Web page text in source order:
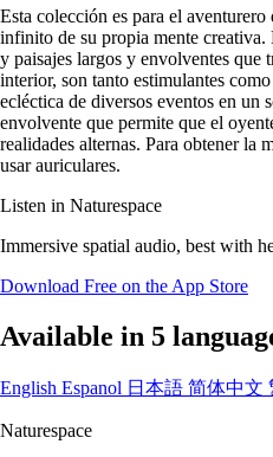
Esta colección es para el
infinito de su propia mente creativa.
y paisajes largos y envolventes que
interior, son tanto estimulantes
ecléctica de diversos eventos en
envolvente que permite que el
realidades alternas. Para obtener la
usar auriculares.
Listen in Naturespace
Immersive spatial audio, best with
Download Free on the App Store
Available in 5
English Espanol 日本語 简体中文
Naturespace